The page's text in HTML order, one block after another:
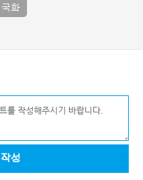
국화
작성